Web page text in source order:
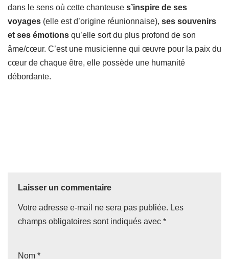
dans le sens où cette chanteuse s’inspire de ses
voyages (elle est d’origine réunionnaise), ses souvenirs
et ses émotions qu’elle sort du plus profond de son
âme/cœur. C’est une musicienne qui œuvre pour la paix du
cœur de chaque être, elle possède une humanité
débordante.
Laisser un commentaire
Votre adresse e-mail ne sera pas publiée. Les
champs obligatoires sont indiqués avec *
Nom *